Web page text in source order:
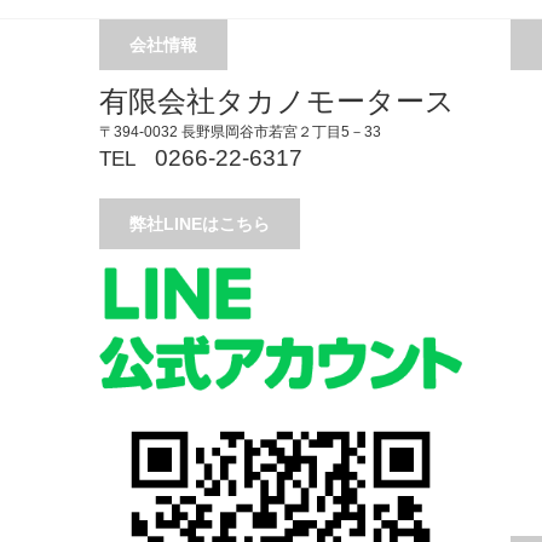
会社情報
有限会社タカノモータース
〒394-0032 長野県岡谷市若宮２丁目5－33
TEL 0266-22-6317
弊社LINEはこちら